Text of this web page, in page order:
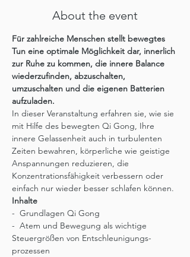
About the event
Für zahlreiche Menschen stellt bewegtes
Tun eine optimale Möglichkeit dar, innerlich
zur Ruhe zu kommen, die innere Balance
wiederzufinden, abzuschalten,
umzuschalten und die eigenen Batterien
aufzuladen.
In dieser Veranstaltung erfahren sie, wie sie
mit Hilfe des bewegten Qi Gong, Ihre
innere Gelassenheit auch in turbulenten
Zeiten bewahren, körperliche wie geistige
Anspannungen reduzieren, die
Konzentrationsfähigkeit verbessern oder
einfach nur wieder besser schlafen können.
Inhalte
-  Grundlagen Qi Gong
-  Atem und Bewegung als wichtige
Steuergrößen von Entschleunigungs-
prozessen